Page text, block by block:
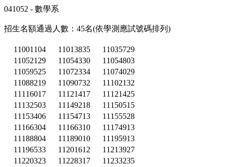
041052 - 數學系
招生名額通過人數：45名(依學測應試號碼排列)
11001104 11013835
11035729
11052129
11054330
11054803
11059525
11072334
11074029
11088219
11090732
11102132
11116017
11121417
11121425
11132503
11149218
11150515
11153406
11154713
11155528
11166304
11166310
11174913
11188804
11189010
11195913
11196533
11201612
11213927
11220323
11228317
11233235